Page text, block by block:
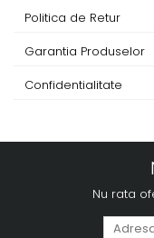
Politica de Retur
Garantia Produselor
Confidentialitate
Nu rata